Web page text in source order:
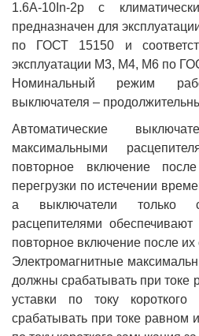
1.6А-10In-2р с
предназначен для
по ГОСТ 15150 и
эксплуатации М3, М4, М6 по
Номинальный режим
выключателя –
Автоматические
максимальными
повторное включение
перегрузки по истечении
а выключатели только с
расцепителями обеспечивают
повторное включение после
Электромагнитные
должны срабатывать при
уставки по току
срабатывать при токе равном